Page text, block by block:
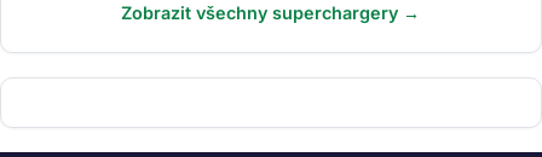
Zobrazit všechny superchargery →